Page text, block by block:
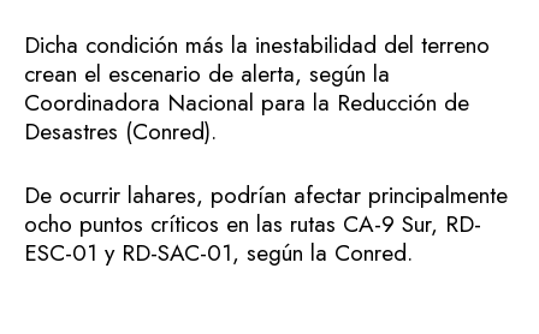
Dicha condición más la inestabilidad del terreno
crean el escenario de alerta, según la
Coordinadora Nacional para la Reducción de
Desastres (Conred).
De ocurrir lahares, podrían afectar principalmente
ocho puntos críticos en las rutas CA-9 Sur, RD-
ESC-01 y RD-SAC-01, según la Conred.